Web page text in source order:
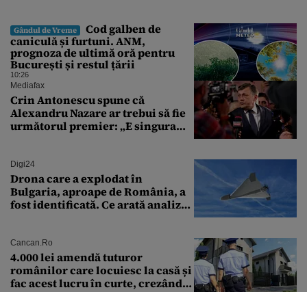
Gândul de Vreme
Cod galben de
caniculă și furtuni. ANM,
prognoza de ultimă oră pentru
București și restul țării
10:26
Mediafax
Crin Antonescu spune că
Alexandru Nazare ar trebui să fie
următorul premier: „E singura
Digi24
Drona care a explodat în
Bulgaria, aproape de România, a
fost identificată. Ce arată analiza
Cancan.ro
4.000 lei amendă tuturor
românilor care locuiesc la casă și
fac acest lucru în curte, crezând